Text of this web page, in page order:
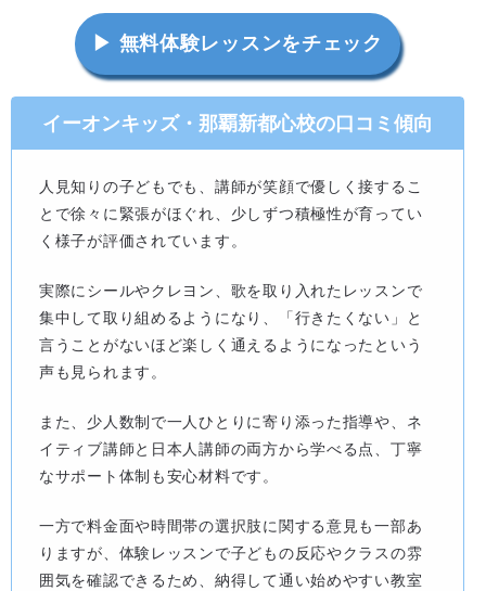
▶ 無料体験レッスンをチェック
イーオンキッズ・那覇新都心校の口コミ傾向
人見知りの子どもでも、講師が笑顔で優しく接するこ
とで徐々に緊張がほぐれ、少しずつ積極性が育ってい
く様子が評価されています。
実際にシールやクレヨン、歌を取り入れたレッスンで
集中して取り組めるようになり、「行きたくない」と
言うことがないほど楽しく通えるようになったという
声も見られます。
また、少人数制で一人ひとりに寄り添った指導や、ネ
イティブ講師と日本人講師の両方から学べる点、丁寧
なサポート体制も安心材料です。
一方で料金面や時間帯の選択肢に関する意見も一部あ
りますが、体験レッスンで子どもの反応やクラスの雰
囲気を確認できるため、納得して通い始めやすい教室